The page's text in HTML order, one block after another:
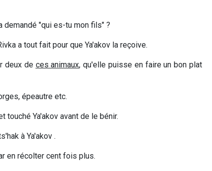
demandé "qui es-tu mon fils" ?
a tout fait pour que Ya'akov la reçoive.
deux de ces animaux, qu'elle puisse en faire un bon plat
épeautre etc.
touché Ya'akov avant de le bénir.
à Ya'akov .
en récolter cent fois plus.